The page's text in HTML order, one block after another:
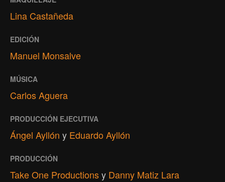
Lina Castañeda
EDICIÓN
Manuel Monsalve
MÚSICA
Carlos Aguera
PRODUCCIÓN EJECUTIVA
Ángel Ayllón y Eduardo Ayllón
PRODUCCIÓN
Take One Productionsy Danny Matiz Lara